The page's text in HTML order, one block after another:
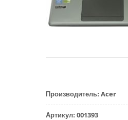
Производитель: Acer
Артикул: 001393